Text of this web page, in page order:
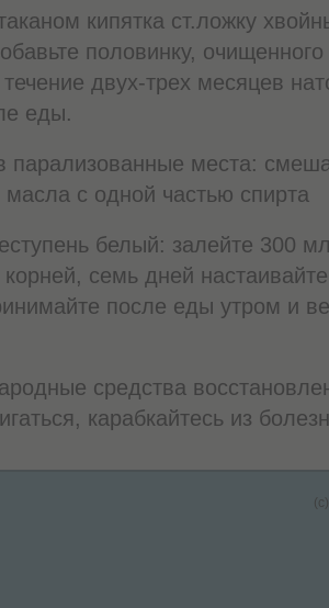
кипятка ст.ложку
половинку,
двух-трех месяцев
еды.
парализованные места:
масла с одной частью спирта
белый: залейте 300
семь дней
после еды утром и
средства
карабкайтесь из